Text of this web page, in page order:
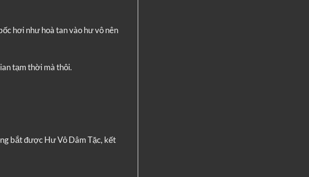
hơi như hoà tan vào hư vô nên
tạm thời mà thôi.
bắt được Hư Vô Dâm Tặc, kết